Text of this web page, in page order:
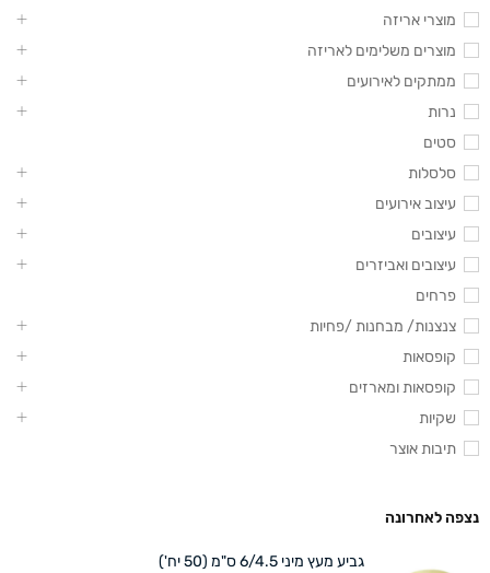
מוצרי אריזה
מוצרים משלימים לאריזה
ממתקים לאירועים
נרות
סטים
סלסלות
עיצוב אירועים
עיצובים
עיצובים ואביזרים
פרחים
צנצנות/ מבחנות /פחיות
קופסאות
קופסאות ומארזים
שקיות
תיבות אוצר
נצפה לאחרונה
גביע מעץ מיני 6/4.5 ס"מ (50 יח')